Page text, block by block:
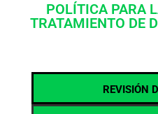
POLÍTICA PARA
TRATAMIENTO DE
REVISIÓN